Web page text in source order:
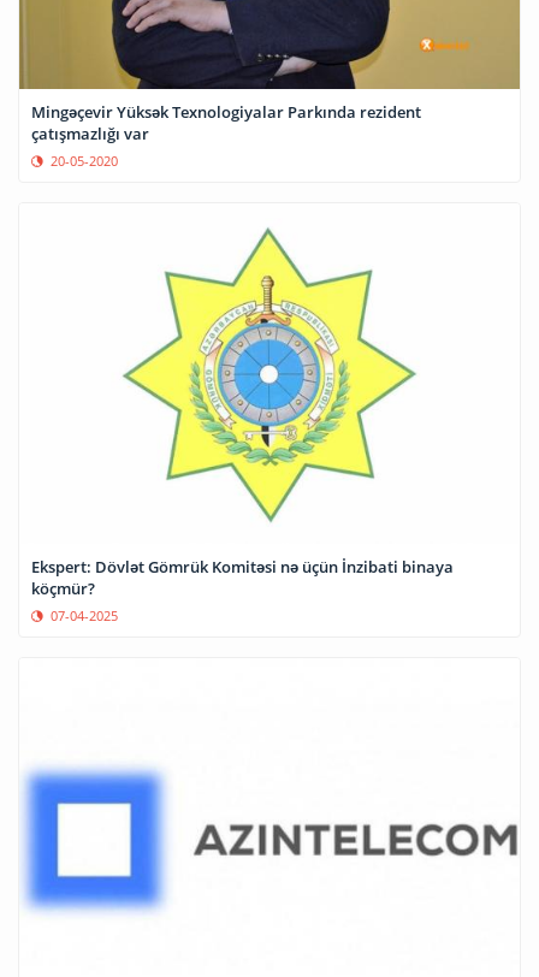
Mingəçevir Yüksək Texnologiyalar Parkında rezident
çatışmazlığı var
20-05-2020
Ekspert: Dövlət Gömrük Komitəsi nə üçün İnzibati binaya
köçmür?
07-04-2025